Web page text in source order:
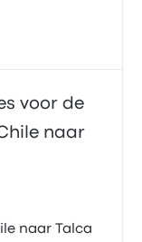
voor de
naar
naar Talca